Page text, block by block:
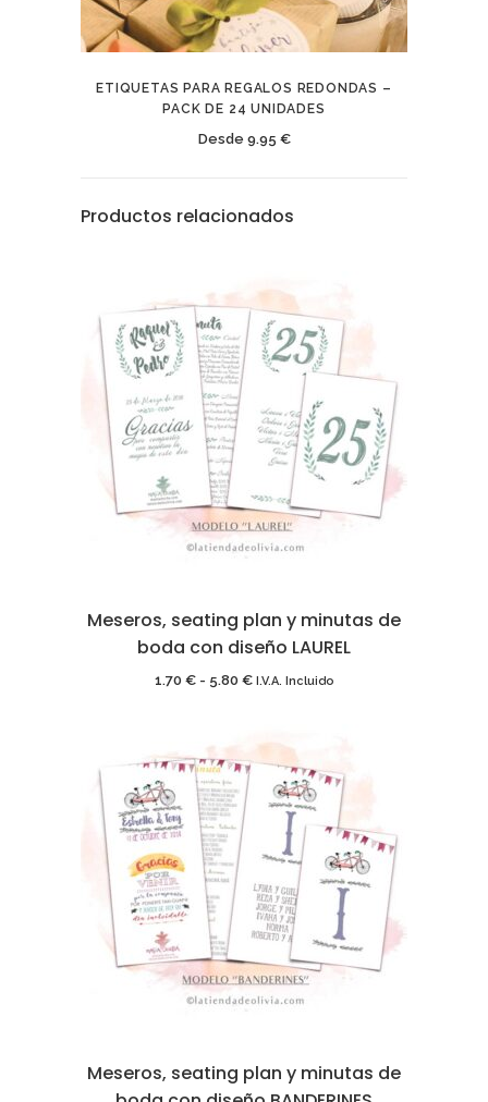
ETIQUETAS PARA REGALOS REDONDAS –
PACK DE 24 UNIDADES
Desde 9.95 €
Productos relacionados
Meseros, seating plan y minutas de
boda con diseño LAUREL
1.70 € - 5.80 €Rango
precios:
desde
1.70 €
hasta
5.80 €
I.V.A. Incluido
Meseros, seating plan y minutas de